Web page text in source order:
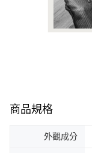
商品規格
外觀成分